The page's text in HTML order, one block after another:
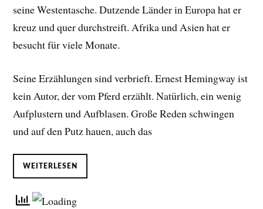
seine Westentasche. Dutzende Länder in Europa hat er
kreuz und quer durchstreift. Afrika und Asien hat er
besucht für viele Monate.
Seine Erzählungen sind verbrieft. Ernest Hemingway ist
kein Autor, der vom Pferd erzählt. Natürlich, ein wenig
Aufplustern und Aufblasen. Große Reden schwingen
und auf den Putz hauen, auch das
WEITERLESEN